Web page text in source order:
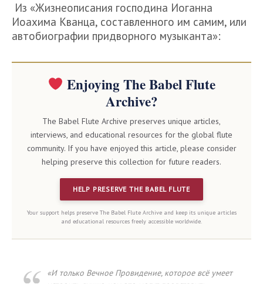
Из «Жизнеописания господина Иоганна
Иоахима Кванца, составленного им самим, или
автобиографии придворного музыканта»:
Enjoying The Babel Flute
Archive?
The Babel Flute Archive preserves unique articles,
interviews, and educational resources for the global flute
community. If you have enjoyed this article, please consider
helping preserve this collection for future readers.
HELP PRESERVE THE BABEL FLUTE
Your support helps preserve The Babel Flute Archive and keep its unique articles
and educational resources freely accessible worldwide.
«И только Вечное Провидение, которое всё умеет